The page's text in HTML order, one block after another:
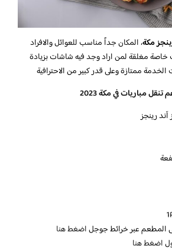
مكة، المكان جداً مناسب للعوائل والافراد
مغلقة لمن اراد وجد فيه شاشات بزيادة
الخدمة ممتازة وعلى قدر كبير من الاحترافية
مباريات في مكة 2023
رينجز
المطعم عبر خرائط جوجلاضغط هنا
اضغط هنا